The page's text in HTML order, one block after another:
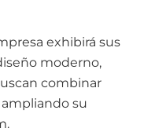
exhibirá sus
moderno,
combinar
su